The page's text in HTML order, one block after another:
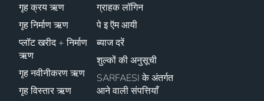
गृह क्रय ऋण
गृह निर्माण ऋण
प्लॉट खरीद + निर्माण
ऋण
गृह नवीनीकरण ऋण
गृह विस्तार ऋण
ग्राहक लॉगिन
पे इ ऍम आयी
ब्याज दरें
शुल्कों की अनुसूची
SARFAESI के अंतर्गत
आने वाली संपत्तियाँ